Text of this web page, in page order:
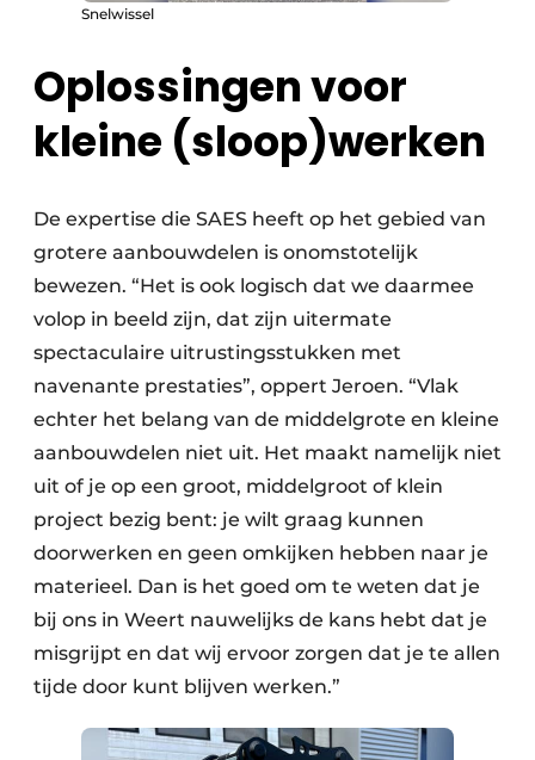
Snelwissel
Oplossingen voor
kleine (sloop)werken
De expertise die SAES heeft op het gebied van
grotere aanbouwdelen is onomstotelijk
bewezen. “Het is ook logisch dat we daarmee
volop in beeld zijn, dat zijn uitermate
spectaculaire uitrustingsstukken met
navenante prestaties”, oppert Jeroen. “Vlak
echter het belang van de middelgrote en kleine
aanbouwdelen niet uit. Het maakt namelijk niet
uit of je op een groot, middelgroot of klein
project bezig bent: je wilt graag kunnen
doorwerken en geen omkijken hebben naar je
materieel. Dan is het goed om te weten dat je
bij ons in Weert nauwelijks de kans hebt dat je
misgrijpt en dat wij ervoor zorgen dat je te allen
tijde door kunt blijven werken.”